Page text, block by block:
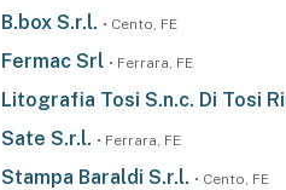
B.box S.r.l. • Cento, FE
Fermac Srl • Ferrara, FE
Litografia Tosi S.n.c. Di Tosi
Sate S.r.l. • Ferrara, FE
Stampa Baraldi S.r.l. • Cento, FE